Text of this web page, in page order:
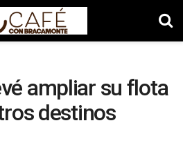
ampliar su flota
destinos